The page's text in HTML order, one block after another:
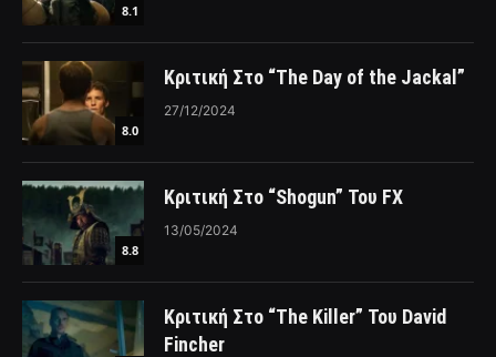
8.1
8.0
Κριτική Στο “The Day of the Jackal”
27/12/2024
8.8
Κριτική Στο “Shogun” Του FX
13/05/2024
Κριτική Στο “The Killer” Του David
Fincher